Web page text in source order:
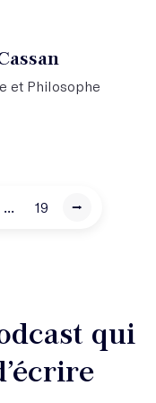
et Philosophe
... 19 ⭢
qui